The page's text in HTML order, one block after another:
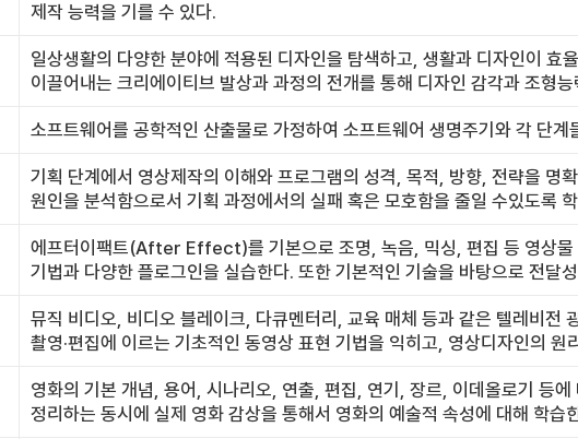
제작 능력을 기를 수 있다.
일상생활의 다양한 분야에 적용된 디자인을 탐색하고, 생활과 디자인이 효
이끌어내는 크리에이티브 발상과 과정의 전개를 통해 디자인 감각과 조형
소프트웨어를 공학적인 산출물로 가정하여 소프트웨어 생명주기와 각 단
기획 단계에서 영상제작의 이해와 프로그램의 성격, 목적, 방향, 전략을 명
원인을 분석함으로서 기획 과정에서의 실패 혹은 모호함을 줄일 수있도록
에프터이팩트(After Effect)를 기본으로 조명, 녹음, 믹싱, 편집 등 영상물
기법과 다양한 플로그인을 실습한다. 또한 기본적인 기술을 바탕으로 전달
뮤직 비디오, 비디오 블레이크, 다큐멘터리, 교육 매체 등과 같은 텔레비전
촬영·편집에 이르는 기초적인 동영상 표현 기법을 익히고, 영상디자인의 원
영화의 기본 개념, 용어, 시나리오, 연출, 편집, 연기, 장르, 이데올로기 등
정리하는 동시에 실제 영화 감상을 통해서 영화의 예술적 속성에 대해 학습